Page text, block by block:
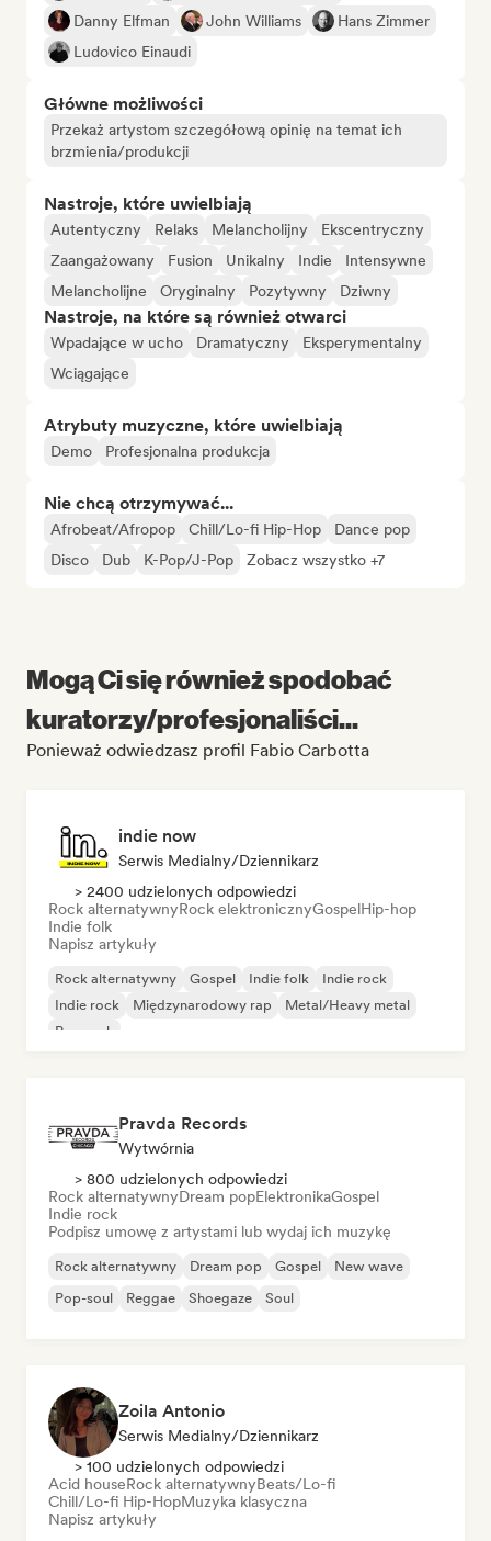
Danny Elfman
John Williams
Hans Zimmer
Ludovico Einaudi
Główne możliwości
Przekaż artystom szczegółową opinię na temat ich
brzmienia/produkcji
Nastroje, które uwielbiają
Autentyczny Relaks Melancholijny
Ekscentryczny
Zaangażowany
Fusion Unikalny Indie
Intensywne
Melancholijne
Oryginalny Pozytywny Dziwny
Nastroje, na które są również otwarci
Wpadające w ucho Dramatyczny
Eksperymentalny
Wciągające
Atrybuty muzyczne, które uwielbiają
Demo Profesjonalna produkcja
Nie chcą otrzymywać...
Afrobeat/Afropop Chill/Lo-fi Hip-Hop
Dance pop
Disco
Dub K-Pop/J-Pop Zobacz wszystko +7
Mogą Ci się również spodobać
kuratorzy/profesjonaliści...
Ponieważ odwiedzasz profil Fabio Carbotta
indie now
Serwis Medialny/Dziennikarz
> 2400 udzielonych odpowiedzi
Rock alternatywnyRock elektronicznyGospelHip-hop
Indie folk
Napisz artykuły
Rock alternatywny Gospel Indie folk
Indie rock
Indie rock
Międzynarodowy rap
Metal/Heavy metal
Pop rock
Pravda Records
Wytwórnia
> 800 udzielonych odpowiedzi
Rock alternatywnyDream popElektronikaGospel
Indie rock
Podpisz umowę z artystami lub wydaj ich muzykę
Rock alternatywny Dream pop Gospel
New wave
Pop-soul
Reggae Shoegaze Soul
Zoila Antonio
Serwis Medialny/Dziennikarz
> 100 udzielonych odpowiedzi
Acid houseRock alternatywnyBeats/Lo-fi
Chill/Lo-fi Hip-HopMuzyka klasyczna
Napisz artykuły